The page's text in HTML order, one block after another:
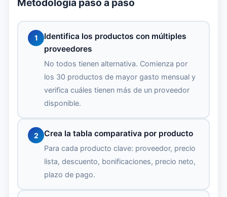
Metodología paso a paso
1
Identifica los productos con múltiples
proveedores
No todos tienen alternativa. Comienza por
los 30 productos de mayor gasto mensual y
verifica cuáles tienen más de un proveedor
disponible.
2 Crea la tabla comparativa por producto
Para cada producto clave: proveedor, precio
lista, descuento, bonificaciones, precio neto,
plazo de pago.